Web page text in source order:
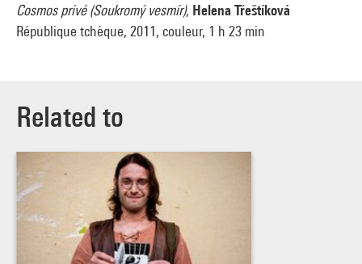
Cosmos privé (Soukromý vesmír), Helena Třeštíková
République tchèque, 2011, couleur, 1 h 23 min
Related to